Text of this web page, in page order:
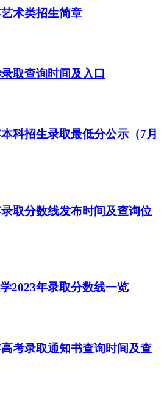
术类招生简章
取查询时间及入口
科招生录取最低分公示（7月
取分数线发布时间及查询位
2023年录取分数线一览
考录取通知书查询时间及查